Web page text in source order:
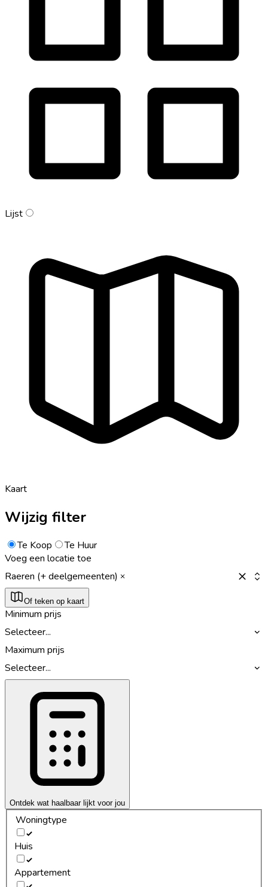
Lijst
Kaart
Wijzig filter
Te Koop
Te Huur
Voeg een locatie toe
Raeren (+ deelgemeenten)
Of teken op kaart
Minimum prijs
Selecteer...
Maximum prijs
Selecteer...
Ontdek wat haalbaar lijkt voor jou
Woningtype
Huis
Appartement